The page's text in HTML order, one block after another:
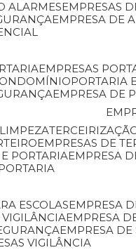
ALARMES
EMPRESAS
EMPRESA DE
EMPRESAS
PORTARIA
EMPRESA DE
LIMPEZA
EMPRESAS DE
PORTARIA EMPRESA
ESCOLAS
EMPRESA
VIGILÂNCIA EMPRESA
EMPRESA
VIGILÂNCIA